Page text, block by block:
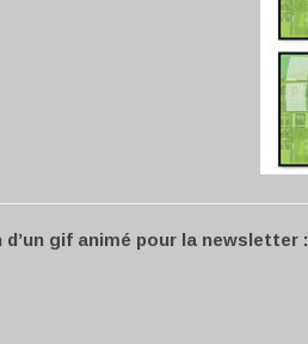
d’un gif animé pour la newsletter :